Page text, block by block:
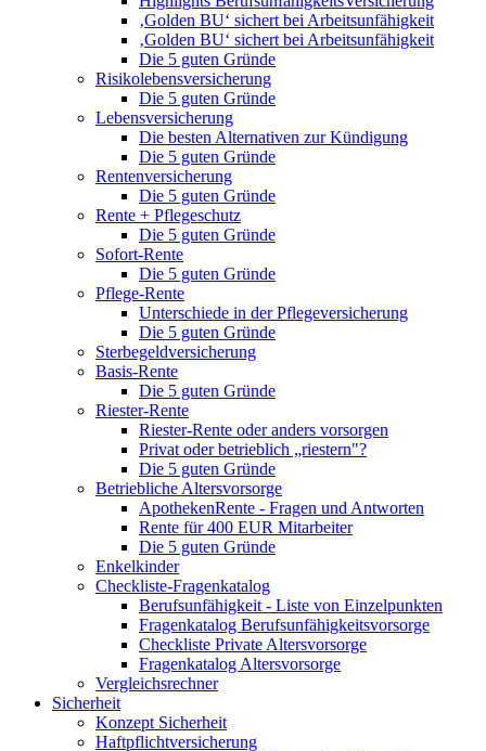
‚Golden BU‘ sichert bei Arbeitsunfähigkeit
‚Golden BU‘ sichert bei Arbeitsunfähigkeit
Die 5 guten Gründe
Risikolebensversicherung
Die 5 guten Gründe
Lebensversicherung
Die besten Alternativen zur Kündigung
Die 5 guten Gründe
Rentenversicherung
Die 5 guten Gründe
Rente + Pflegeschutz
Die 5 guten Gründe
Sofort-Rente
Die 5 guten Gründe
Pflege-Rente
Unterschiede in der Pflegeversicherung
Die 5 guten Gründe
Sterbegeldversicherung
Basis-Rente
Die 5 guten Gründe
Riester-Rente
Riester-Rente oder anders vorsorgen
Privat oder betrieblich „riestern"?
Die 5 guten Gründe
Betriebliche Altersvorsorge
ApothekenRente - Fragen und Antworten
Rente für 400 EUR Mitarbeiter
Die 5 guten Gründe
Enkelkinder
Checkliste-Fragenkatalog
Berufsunfähigkeit - Liste von Einzelpunkten
Fragenkatalog Berufsunfähigkeitsvorsorge
Checkliste Private Altersvorsorge
Fragenkatalog Altersvorsorge
Vergleichsrechner
Sicherheit
Konzept Sicherheit
Haftpflichtversicherung